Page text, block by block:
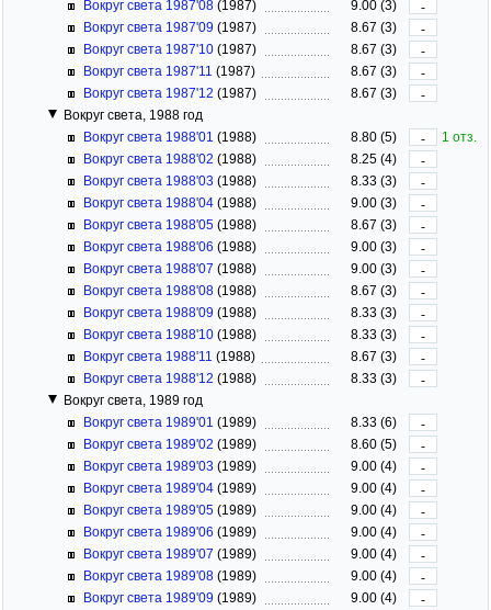
Вокруг света 1987'08 (1987) 9.00 (3)
-
Вокруг света 1987'09 (1987) 8.67 (3)
-
Вокруг света 1987'10 (1987) 8.67 (3)
-
Вокруг света 1987'11 (1987) 8.67 (3)
-
Вокруг света 1987'12 (1987) 8.67 (3)
-
Вокруг света, 1988 год
Вокруг света 1988'01 (1988) 8.80 (5) -
1 отз.
Вокруг света 1988'02 (1988) 8.25 (4)
-
Вокруг света 1988'03 (1988) 8.33 (3)
-
Вокруг света 1988'04 (1988) 9.00 (3)
-
Вокруг света 1988'05 (1988) 8.67 (3)
-
Вокруг света 1988'06 (1988) 9.00 (3)
-
Вокруг света 1988'07 (1988) 9.00 (3)
-
Вокруг света 1988'08 (1988) 8.67 (3)
-
Вокруг света 1988'09 (1988) 8.33 (3)
-
Вокруг света 1988'10 (1988) 8.33 (3)
-
Вокруг света 1988'11 (1988) 8.67 (3)
-
Вокруг света 1988'12 (1988) 8.33 (3)
-
Вокруг света, 1989 год
Вокруг света 1989'01 (1989) 8.33 (6)
-
Вокруг света 1989'02 (1989) 8.60 (5)
-
Вокруг света 1989'03 (1989) 9.00 (4)
-
Вокруг света 1989'04 (1989) 9.00 (4)
-
Вокруг света 1989'05 (1989) 9.00 (4)
-
Вокруг света 1989'06 (1989) 9.00 (4)
-
Вокруг света 1989'07 (1989) 9.00 (4)
-
Вокруг света 1989'08 (1989) 9.00 (4)
-
Вокруг света 1989'09 (1989) 9.00 (4)
-